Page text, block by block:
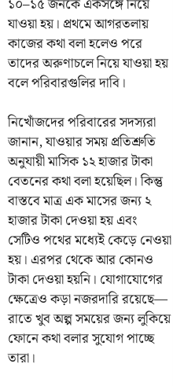
১০–১৫ জনকে একসঙ্গে নিয়ে
যাওয়া হয়। প্রথমে আগরতলায়
কাজের কথা বলা হলেও পরে
তাদের অরুণাচলে নিয়ে যাওয়া হয়
বলে পরিবারগুলির দাবি।
নিখোঁজদের পরিবারের সদস্যরা
জানান, যাওয়ার সময় প্রতিশ্রুতি
অনুযায়ী মাসিক ১২ হাজার টাকা
বেতনের কথা বলা হয়েছিল। কিন্তু
বাস্তবে মাত্র এক মাসের জন্য ২
হাজার টাকা দেওয়া হয় এবং
সেটিও পথের মধ্যেই কেড়ে নেওয়া
হয়। এরপর থেকে আর কোনও
টাকা দেওয়া হয়নি। যোগাযোগের
ক্ষেত্রেও কড়া নজরদারি রয়েছে—
রাতে খুব অল্প সময়ের জন্য লুকিয়ে
ফোনে কথা বলার সুযোগ পাচ্ছে
তারা।